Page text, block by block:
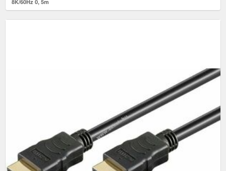
8K/60Hz 0, 5m